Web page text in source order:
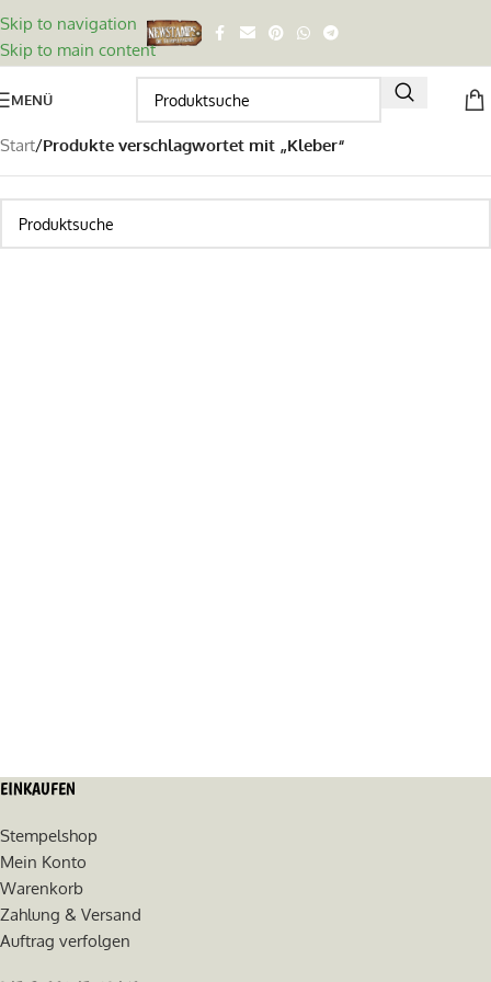
Skip to navigation
Skip to main content
MENÜ
Start/Produkte verschlagwortet mit „Kleber“
EINKAUFEN
Stempelshop
Mein Konto
Warenkorb
Zahlung & Versand
Auftrag verfolgen